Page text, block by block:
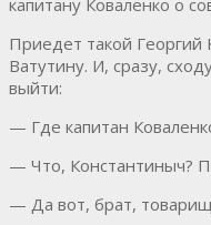
Приедет такой Георгий
Ватутину. И, сразу,
выйти:
— Где капитан
— Что, Константиныч?
— Да вот, брат,